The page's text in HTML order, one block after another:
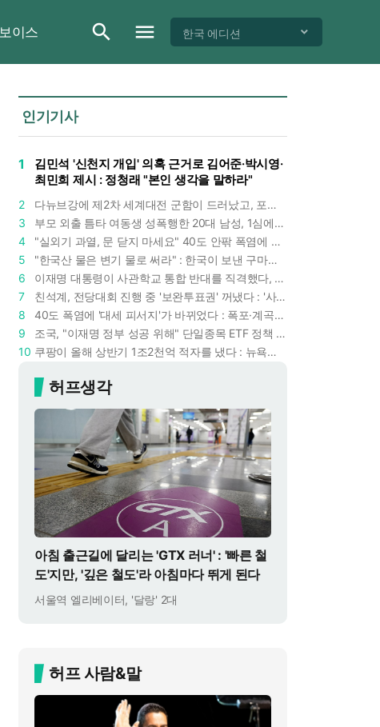
보이스 한국 에디션
인기기사
1
김민석 '신천지 개입' 의혹 근거로 김어준·박시영·
최민희 제시 : 정청래 "본인 생각을 말하라"
2
다뉴브강에 제2차 세계대전 군함이 드러났고, 포항 수돗물은 갑자기 짜졌다 : 폭염·가뭄이 만든 낯선 풍경
3
부모 외출 틈타 여동생 성폭행한 20대 남성, 1심에서 5년형 선고 : 친족 간 '암수범죄'의 심각성
4
"실외기 과열, 문 닫지 마세요" 40도 안팎 폭염에 쉼 없이 도는 에어컨 : 화재 위험 경고등!
5
"한국산 물은 변기 물로 써라" : 한국이 보낸 구마모토 지진 구호품에 한 일본인이 보인 반응
6
이재명 대통령이 사관학교 통합 반대를 직격했다, "세 번이나 군사 쿠데타 했는데 압도적 지위"
7
친석계, 전당대회 진행 중 '보완투표권' 꺼냈다 : '사후 투표 허용' 무리수에 정청래 "투표 쿠데타"
8
40도 폭염에 '대세 피서지'가 바뀌었다 : 폭포·계곡보다 이곳으로 더 몰린다
9
조국, "이재명 정부 성공 위해" 단일종목 ETF 정책 직격 : 친명 충성파는 조국을 '반명'이라 할까
10
쿠팡이 올해 상반기 1조2천억 적자를 냈다 : 뉴욕증시 상장 후 최악 실적 두고 김범석 의장은 '회복세' 강조
허프생각
아침 출근길에 달리는 'GTX 러너' : '빠른 철
도'지만, '깊은 철도'라 아침마다 뛰게 된다
서울역 엘리베이터, '달랑' 2대
허프 사람&말